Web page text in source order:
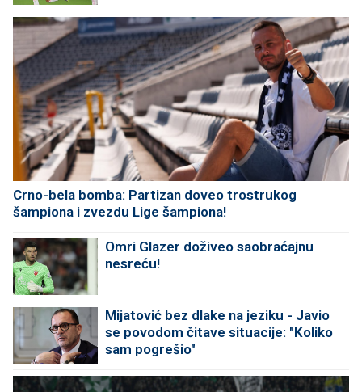
Crno-bela bomba: Partizan doveo trostrukog
šampiona i zvezdu Lige šampiona!
Omri Glazer doživeo saobraćajnu
nesreću!
Mijatović bez dlake na jeziku - Javio
se povodom čitave situacije: "Koliko
sam pogrešio"